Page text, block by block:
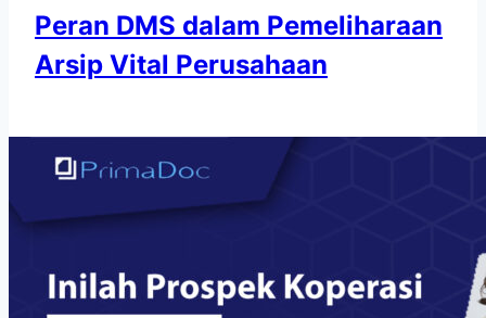
Peran DMS dalam Pemeliharaan
Arsip Vital Perusahaan